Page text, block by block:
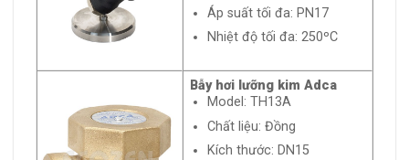
Áp suất tối đa: PN17
Nhiệt độ tối đa: 250ºC
Bẫy hơi lưỡng kim Adca
Model: TH13A
Chất liệu: Đồng
Kích thước: DN15